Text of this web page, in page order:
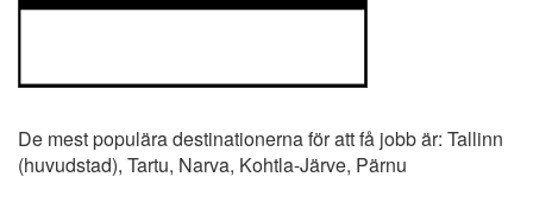
De mest populära destinationerna för att få jobb är: Tallinn
(huvudstad), Tartu, Narva, Kohtla-Järve, Pärnu